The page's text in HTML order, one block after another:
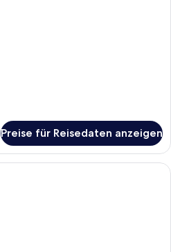
Preise für Reisedaten anzeigen